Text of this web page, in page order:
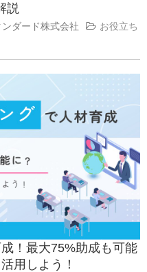
説
ダード株式会社
お役立ち
！最大75%助成も可能
用しよう！